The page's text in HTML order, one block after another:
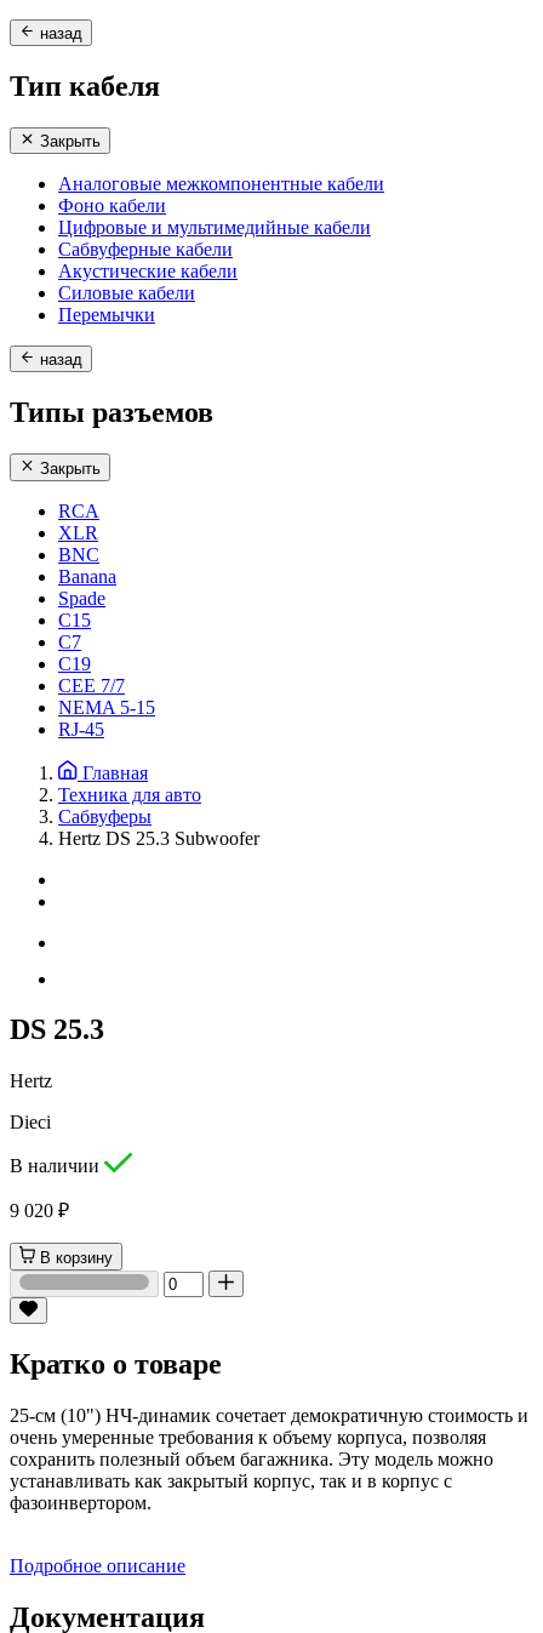
назад
Тип кабеля
Закрыть
Аналоговые межкомпонентные кабели
Фоно кабели
Цифровые и мультимедийные кабели
Сабвуферные кабели
Акустические кабели
Силовые кабели
Перемычки
назад
Типы разъемов
Закрыть
RCA
XLR
BNC
Banana
Spade
C15
С7
C19
CEE 7/7
NEMA 5-15
RJ-45
Главная
Техника для авто
Сабвуферы
Hertz DS 25.3 Subwoofer
DS 25.3
Hertz
Dieci
В наличии
9 020 ₽
В корзину
Кратко о товаре
25-см (10") НЧ-динамик сочетает демократичную стоимость и
очень умеренные требования к объему корпуса, позволяя
сохранить полезный объем багажника. Эту модель можно
устанавливать как закрытый корпус, так и в корпус с
фазоинвертором.
Подробное описание
Документация